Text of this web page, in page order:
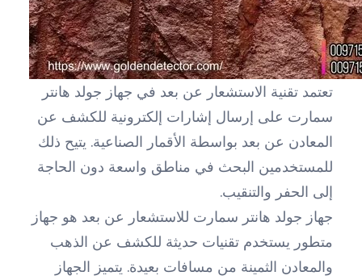
تعتمد تقنية الاستشعار عن بعد في جهاز جولد هانتر
سمارت على إرسال إشارات إلكترونية للكشف عن
المعادن عن بعد بواسطة الأقمار الصناعية. يتيح ذلك
للمستخدمين البحث في مناطق واسعة دون الحاجة
إلى الحفر والتنقيب.
جهاز جولد هانتر سمارت للاستشعار عن بعد هو جهاز
متطور يستخدم تقنيات حديثة للكشف عن الذهب
والمعادن الثمينة من مسافات بعيدة. يتميز الجهاز